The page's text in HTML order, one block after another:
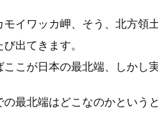
イワッカ岬、そう、北方領
出てきます。
こが日本の最北端、しかし
最北端はどこなのかという